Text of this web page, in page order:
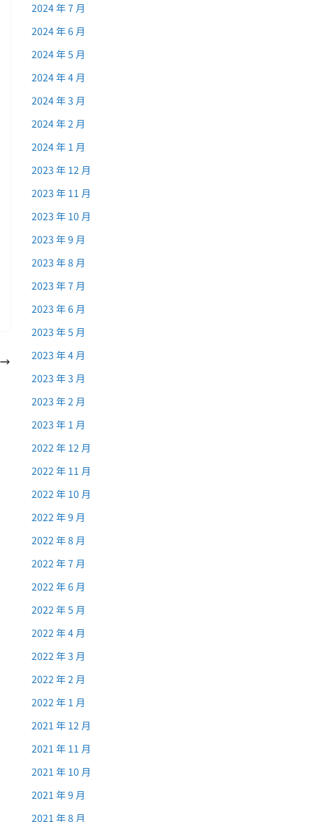
2024 年 7 月
2024 年 6 月
2024 年 5 月
2024 年 4 月
2024 年 3 月
2024 年 2 月
2024 年 1 月
2023 年 12 月
2023 年 11 月
2023 年 10 月
2023 年 9 月
2023 年 8 月
2023 年 7 月
2023 年 6 月
2023 年 5 月
2023 年 4 月
2023 年 3 月
2023 年 2 月
2023 年 1 月
2022 年 12 月
2022 年 11 月
2022 年 10 月
2022 年 9 月
2022 年 8 月
2022 年 7 月
2022 年 6 月
2022 年 5 月
2022 年 4 月
2022 年 3 月
2022 年 2 月
2022 年 1 月
2021 年 12 月
2021 年 11 月
2021 年 10 月
2021 年 9 月
2021 年 8 月